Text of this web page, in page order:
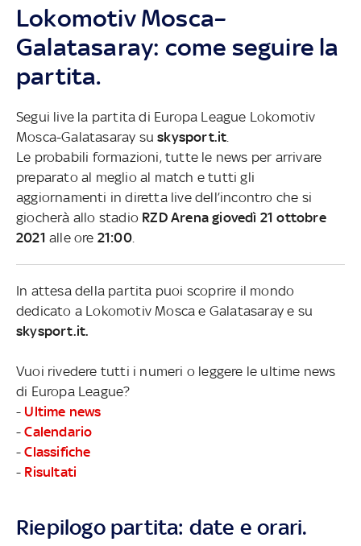
Lokomotiv Mosca–
Galatasaray: come seguire la
partita.
Segui live la partita di Europa League Lokomotiv
Mosca-Galatasaray suskysport.it
Le probabili formazioni, tutte le news per arrivare
preparato al meglio al match e tutti gli
aggiornamenti in diretta live dell’incontro che si
giocherà allo stadio RZD Arena giovedì 21 ottobre
2021 alle ore 21:00.
In attesa della partita puoi scoprire il mondo
dedicato a Lokomotiv Mosca e Galatasaray e su
skysport.it.
Vuoi rivedere tutti i numeri o leggere le ultime news
di Europa League?
- Ultime news
-Calendario
-Classifiche
- Risultati
Riepilogo partita: date e orari.